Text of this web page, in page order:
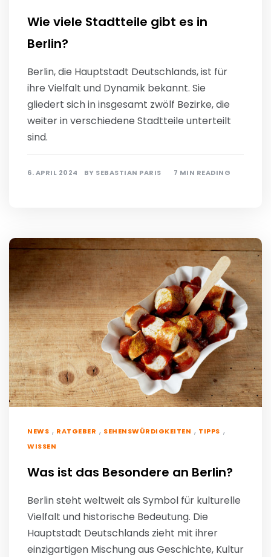
Wie viele Stadtteile gibt es in
Berlin?
Berlin, die Hauptstadt Deutschlands, ist für
ihre Vielfalt und Dynamik bekannt. Sie
gliedert sich in insgesamt zwölf Bezirke, die
weiter in verschiedene Stadtteile unterteilt
sind.
6. APRIL 2024 BY SEBASTIAN PARIS 7 MIN READING
NEWS , RATGEBER , SEHENSWÜRDIGKEITEN , TIPPS ,
WISSEN
Was ist das Besondere an Berlin?
Berlin steht weltweit als Symbol für kulturelle
Vielfalt und historische Bedeutung. Die
Hauptstadt Deutschlands zieht mit ihrer
einzigartigen Mischung aus Geschichte, Kultur